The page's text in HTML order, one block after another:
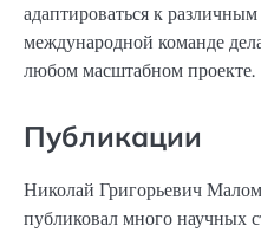
адаптироваться к
международной команде
любом масштабном проекте.
Публикации
Николай Григорьевич
публиковал много научных